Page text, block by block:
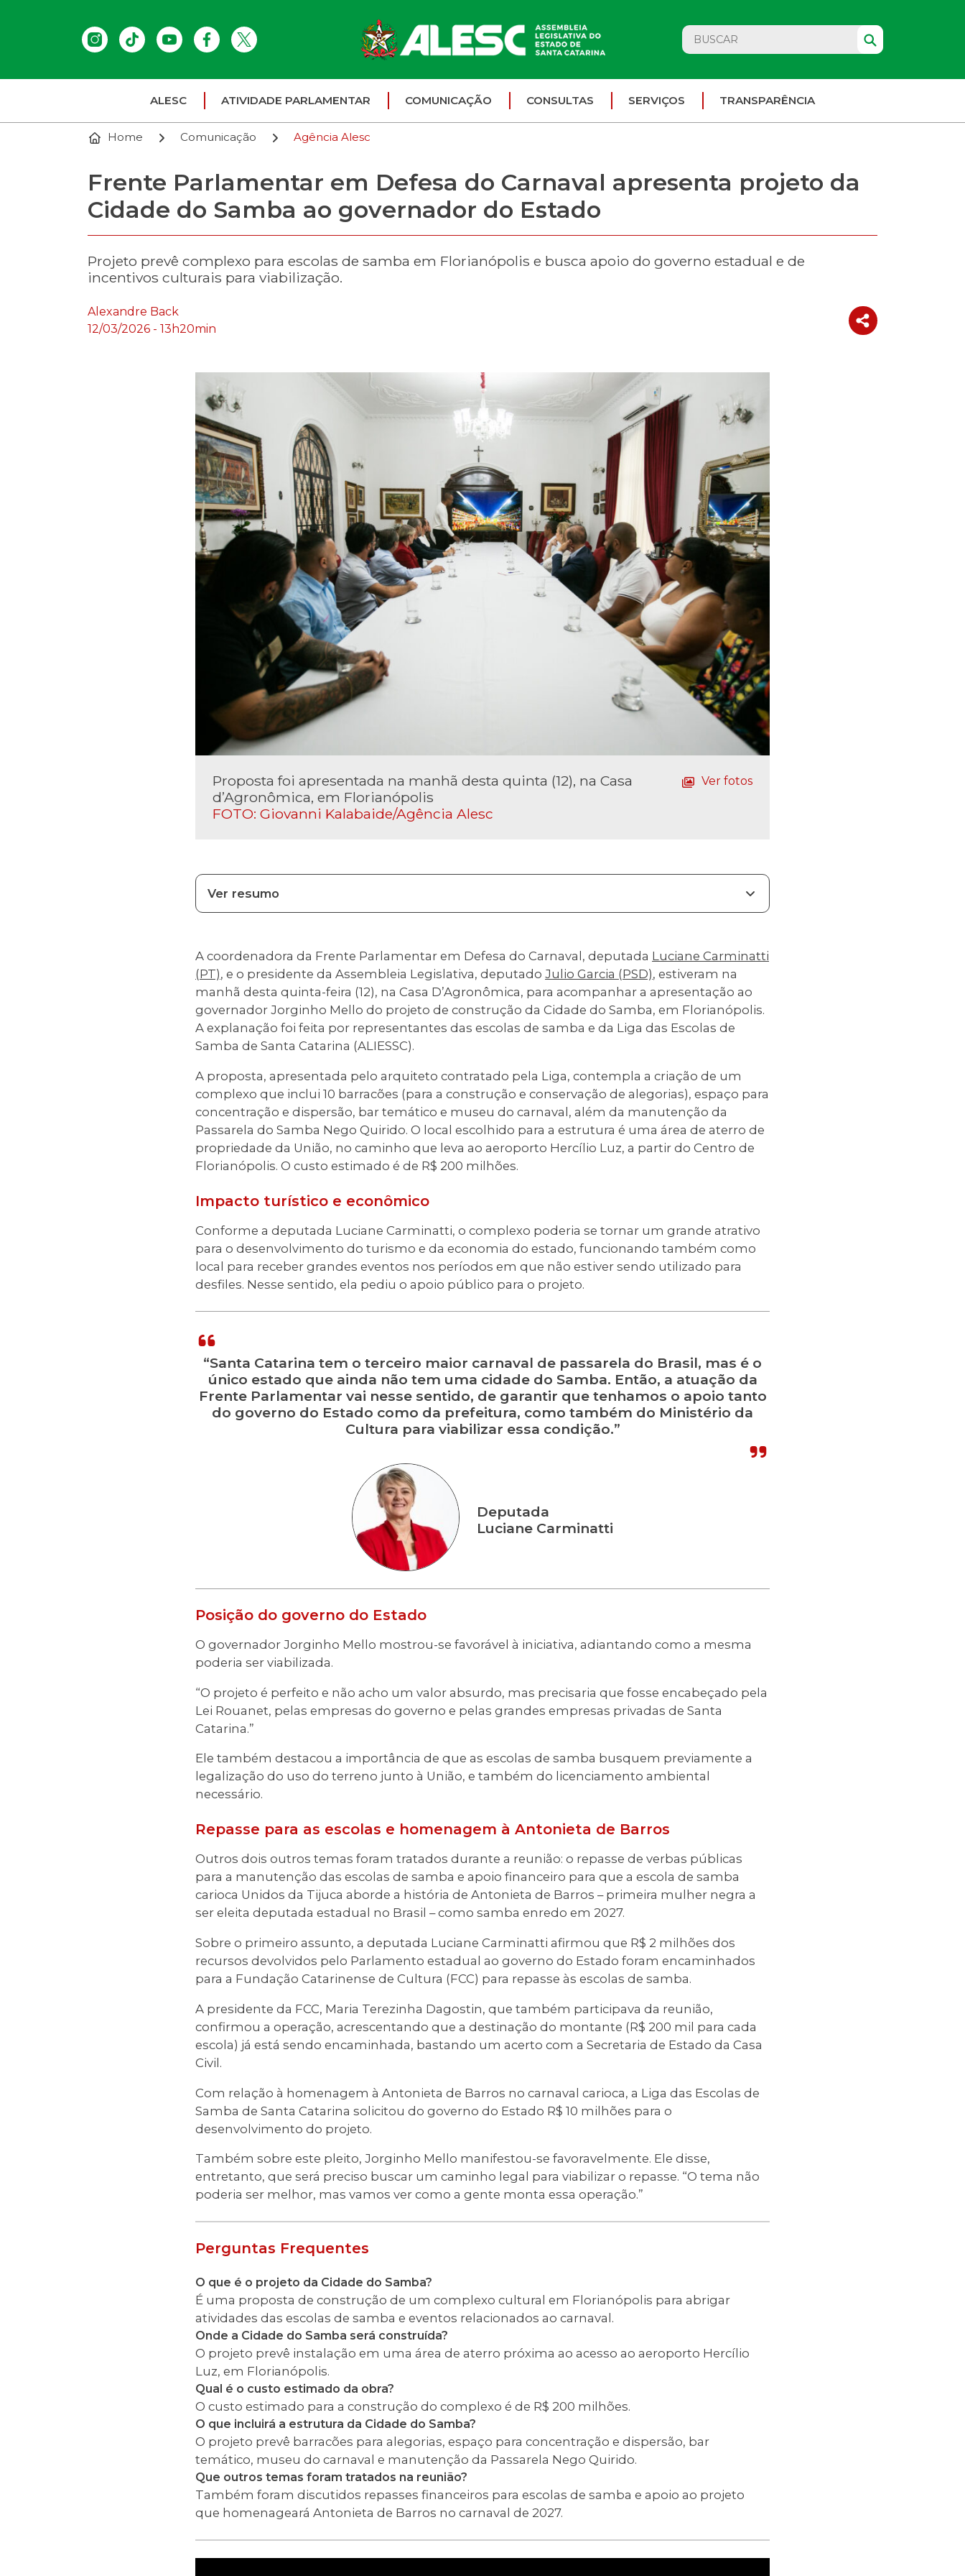
ALESC ATIVIDADE PARLAMENTAR COMUNICAÇÃO CONSULTAS SERVIÇOS TRANSPARÊNCIA
Home Comunicação Agência Alesc
Frente Parlamentar em Defesa do Carnaval apresenta projeto da
Cidade do Samba ao governador do Estado
Projeto prevê complexo para escolas de samba em Florianópolis e busca apoio do governo estadual e de
incentivos culturais para viabilização.
Alexandre Back
12/03/2026 - 13h20min
Proposta foi apresentada na manhã desta quinta (12), na Casa
d’Agronômica, em Florianópolis
FOTO: Giovanni Kalabaide/Agência Alesc
Ver fotos
Ver resumo
A coordenadora da Frente Parlamentar em Defesa do Carnaval, deputada Luciane Carminatti
(PT), e o presidente da Assembleia Legislativa, deputado Julio Garcia (PSD), estiveram na
manhã desta quinta-feira (12), na Casa D’Agronômica, para acompanhar a apresentação ao
governador Jorginho Mello do projeto de construção da Cidade do Samba, em Florianópolis.
A explanação foi feita por representantes das escolas de samba e da Liga das Escolas de
Samba de Santa Catarina (ALIESSC).
A proposta, apresentada pelo arquiteto contratado pela Liga, contempla a criação de um
complexo que inclui 10 barracões (para a construção e conservação de alegorias), espaço para
concentração e dispersão, bar temático e museu do carnaval, além da manutenção da
Passarela do Samba Nego Quirido. O local escolhido para a estrutura é uma área de aterro de
propriedade da União, no caminho que leva ao aeroporto Hercílio Luz, a partir do Centro de
Florianópolis. O custo estimado é de R$ 200 milhões.
Impacto turístico e econômico
Conforme a deputada Luciane Carminatti, o complexo poderia se tornar um grande atrativo
para o desenvolvimento do turismo e da economia do estado, funcionando também como
local para receber grandes eventos nos períodos em que não estiver sendo utilizado para
desfiles. Nesse sentido, ela pediu o apoio público para o projeto.
“Santa Catarina tem o terceiro maior carnaval de passarela do Brasil, mas é o
único estado que ainda não tem uma cidade do Samba. Então, a atuação da
Frente Parlamentar vai nesse sentido, de garantir que tenhamos o apoio tanto
do governo do Estado como da prefeitura, como também do Ministério da
Cultura para viabilizar essa condição.”
Deputada
Luciane Carminatti
Posição do governo do Estado
O governador Jorginho Mello mostrou-se favorável à iniciativa, adiantando como a mesma
poderia ser viabilizada.
“O projeto é perfeito e não acho um valor absurdo, mas precisaria que fosse encabeçado pela
Lei Rouanet, pelas empresas do governo e pelas grandes empresas privadas de Santa
Catarina.”
Ele também destacou a importância de que as escolas de samba busquem previamente a
legalização do uso do terreno junto à União, e também do licenciamento ambiental
necessário.
Repasse para as escolas e homenagem à Antonieta de Barros
Outros dois outros temas foram tratados durante a reunião: o repasse de verbas públicas
para a manutenção das escolas de samba e apoio financeiro para que a escola de samba
carioca Unidos da Tijuca aborde a história de Antonieta de Barros – primeira mulher negra a
ser eleita deputada estadual no Brasil – como samba enredo em 2027.
Sobre o primeiro assunto, a deputada Luciane Carminatti afirmou que R$ 2 milhões dos
recursos devolvidos pelo Parlamento estadual ao governo do Estado foram encaminhados
para a Fundação Catarinense de Cultura (FCC) para repasse às escolas de samba.
A presidente da FCC, Maria Terezinha Dagostin, que também participava da reunião,
confirmou a operação, acrescentando que a destinação do montante (R$ 200 mil para cada
escola) já está sendo encaminhada, bastando um acerto com a Secretaria de Estado da Casa
Civil.
Com relação à homenagem à Antonieta de Barros no carnaval carioca, a Liga das Escolas de
Samba de Santa Catarina solicitou do governo do Estado R$ 10 milhões para o
desenvolvimento do projeto.
Também sobre este pleito, Jorginho Mello manifestou-se favoravelmente. Ele disse,
entretanto, que será preciso buscar um caminho legal para viabilizar o repasse. “O tema não
poderia ser melhor, mas vamos ver como a gente monta essa operação.”
Perguntas Frequentes
O que é o projeto da Cidade do Samba?
É uma proposta de construção de um complexo cultural em Florianópolis para abrigar
atividades das escolas de samba e eventos relacionados ao carnaval.
Onde a Cidade do Samba será construída?
O projeto prevê instalação em uma área de aterro próxima ao acesso ao aeroporto Hercílio
Luz, em Florianópolis.
Qual é o custo estimado da obra?
O custo estimado para a construção do complexo é de R$ 200 milhões.
O que incluirá a estrutura da Cidade do Samba?
O projeto prevê barracões para alegorias, espaço para concentração e dispersão, bar
temático, museu do carnaval e manutenção da Passarela Nego Quirido.
Que outros temas foram tratados na reunião?
Também foram discutidos repasses financeiros para escolas de samba e apoio ao projeto
que homenageará Antonieta de Barros no carnaval de 2027.